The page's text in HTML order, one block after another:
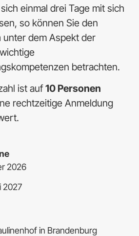
einmal drei Tage mit sich
so können Sie den
unter dem Aspekt der
betrachten.
ist auf10 Personen
rechtzeitige Anmeldung
2026
2027
in Brandenburg